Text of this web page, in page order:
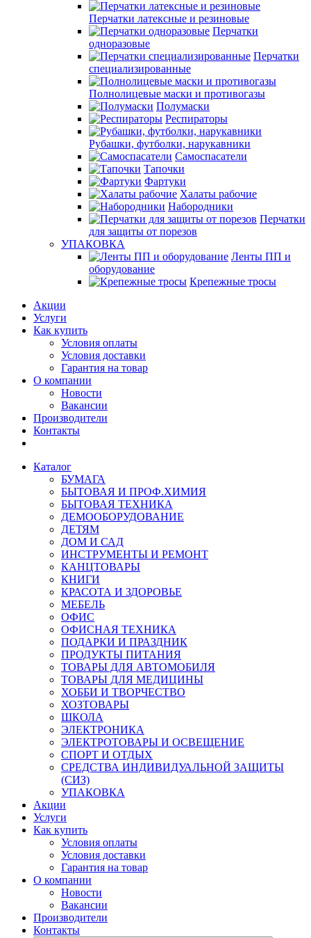
Перчатки латексные и резиновые
Перчатки
одноразовые
Перчатки
специализированные
Полнолицевые маски и противогазы
Полумаски
Респираторы
Рубашки, футболки, нарукавники
Самоспасатели
Тапочки
Фартуки
Халаты рабочие
Набородники
Перчатки
для защиты от порезов
УПАКОВКА
Ленты ПП и
оборудование
Крепежные тросы
Акции
Услуги
Как купить
Условия оплаты
Условия доставки
Гарантия на товар
О компании
Новости
Вакансии
Производители
Контакты
Каталог
БУМАГА
БЫТОВАЯ И ПРОФ.ХИМИЯ
БЫТОВАЯ ТЕХНИКА
ДЕМООБОРУДОВАНИЕ
ДЕТЯМ
ДОМ И САД
ИНСТРУМЕНТЫ И РЕМОНТ
КАНЦТОВАРЫ
КНИГИ
КРАСОТА И ЗДОРОВЬЕ
МЕБЕЛЬ
ОФИС
ОФИСНАЯ ТЕХНИКА
ПОДАРКИ И ПРАЗДНИК
ПРОДУКТЫ ПИТАНИЯ
ТОВАРЫ ДЛЯ АВТОМОБИЛЯ
ТОВАРЫ ДЛЯ МЕДИЦИНЫ
ХОББИ И ТВОРЧЕСТВО
ХОЗТОВАРЫ
ШКОЛА
ЭЛЕКТРОНИКА
ЭЛЕКТРОТОВАРЫ И ОСВЕЩЕНИЕ
СПОРТ И ОТДЫХ
СРЕДСТВА ИНДИВИДУАЛЬНОЙ ЗАЩИТЫ
(СИЗ)
УПАКОВКА
Акции
Услуги
Как купить
Условия оплаты
Условия доставки
Гарантия на товар
О компании
Новости
Вакансии
Производители
Контакты